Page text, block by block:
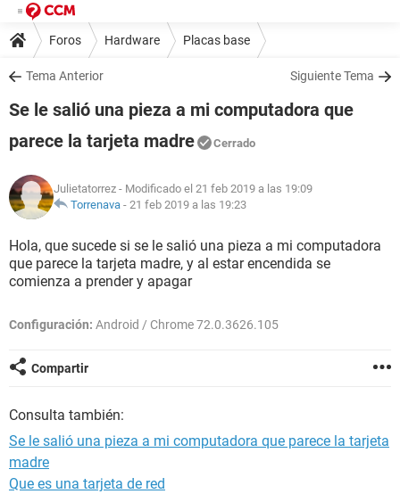
Foros Hardware Placas base
Tema Anterior Siguiente Tema
Se le salió una pieza a mi computadora que
parece la tarjeta madre
Cerrado
Julietatorrez - Modificado el 21 feb 2019 a las 19:09
Torrenava - 21 feb 2019 a las 19:23
Hola, que sucede si se le salió una pieza a mi computadora
que parece la tarjeta madre, y al estar encendida se
comienza a prender y apagar
Configuración: Android / Chrome 72.0.3626.105
Compartir
Consulta también:
Se le salió una pieza a mi computadora que parece la tarjeta
madre
Que es una tarjeta de red